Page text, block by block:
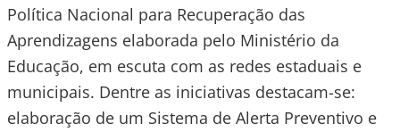
Política Nacional para Recuperação das
Aprendizagens elaborada pelo Ministério da
Educação, em escuta com as redes estaduais e
municipais. Dentre as iniciativas destacam-se:
elaboração de um Sistema de Alerta Preventivo e